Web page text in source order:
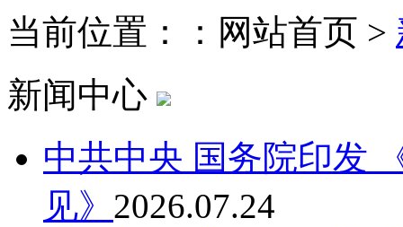
当前位置：：网站首页 >
新闻中心
中共中央 国务院印发
见》 2026.07.24